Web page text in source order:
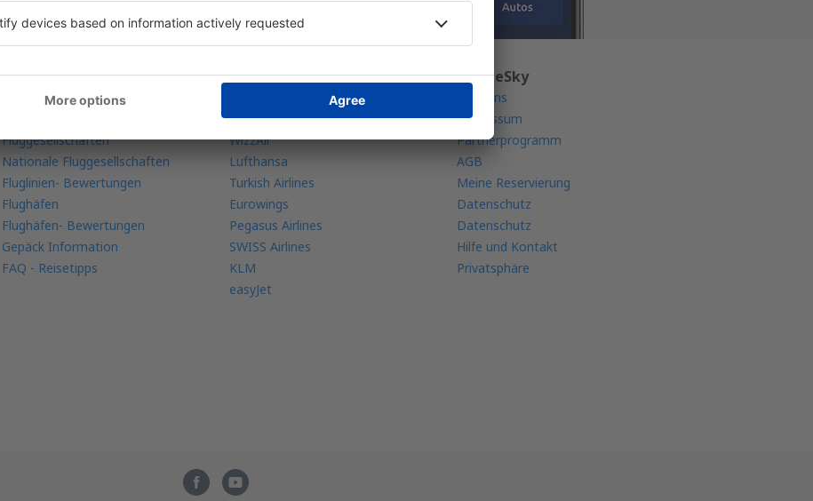
Mehr Infos
Mobile app
Fluggesellschaften
Nationale Fluggesellschaften
Fluglinien- Bewertungen
Flughäfen
Flughäfen- Bewertungen
Gepäck Information
FAQ - Reisetipps
Fluggesellschaften
Austrian Airliens
WizzAir
Lufthansa
Turkish Airlines
Eurowings
Pegasus Airlines
SWISS Airlines
KLM
easyJet
Über eSky
Über uns
Impressum
Partnerprogramm
AGB
Meine Reservierung
Datenschutz
Datenschutz
Hilfe und Kontakt
Privatsphäre